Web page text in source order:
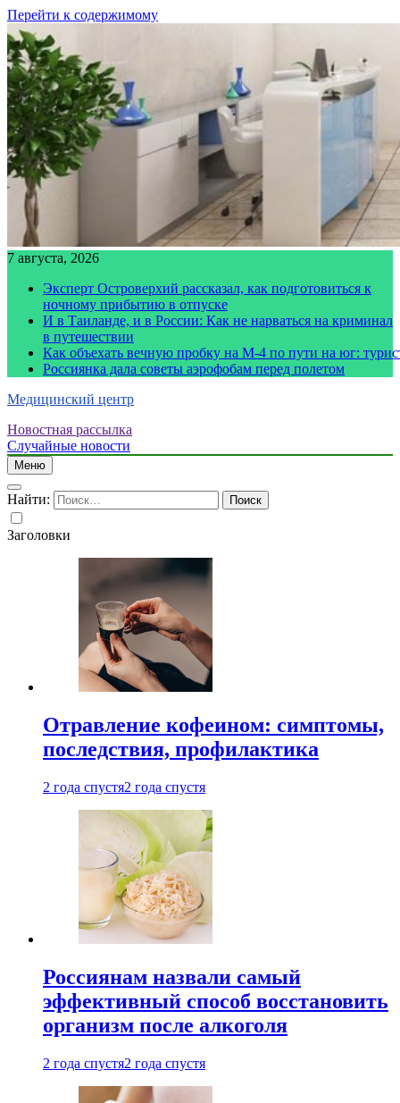
Перейти к содержимому
7 августа, 2026
Эксперт Островерхий рассказал, как подготовиться к
ночному прибытию в отпуске
И в Таиланде, и в России: Как не нарваться на криминал
в путешествии
Как объехать вечную пробку на М-4 по пути на юг:
Россиянка дала советы аэрофобам перед полетом
Медицинский центр
Новостная рассылка
Случайные новости
Меню
Найти:
Заголовки
Отравление кофеином: симптомы,
последствия, профилактика
2 года спустя2 года спустя
Россиянам назвали самый
эффективный способ восстановить
организм после алкоголя
2 года спустя2 года спустя